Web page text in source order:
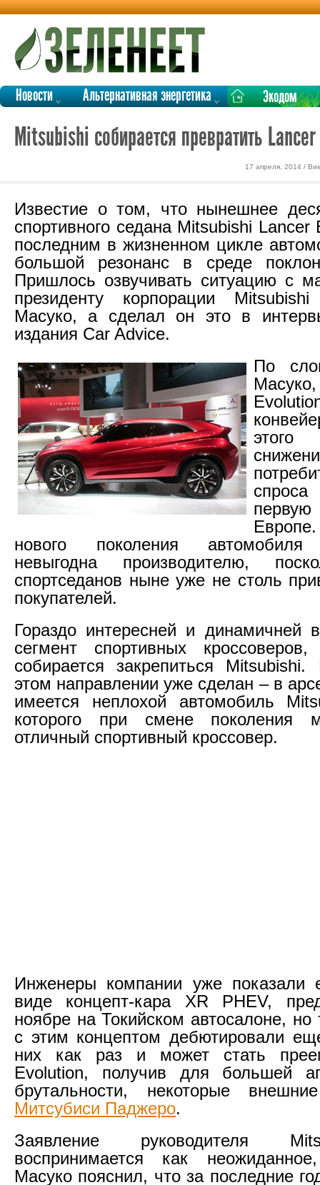
Новости Альтернативная энергетика Экодом
Mitsubishi собирается превратить
17 апреля, 2014 /
Известие о том, что нынешнее
спортивного седана Mitsubishi Lancer
последним в жизненном цикле
большой резонанс в среде
Пришлось озвучивать ситуацию с
президенту корпорации
Масуко, а сделал он это в
издания Car Advice.
По
нового поколения автомобиля
невыгодна производителю,
спортседанов ныне уже не столь
покупателей.
Гораздо интересней и динамичней
сегмент спортивных
собирается закрепиться
этом направлении уже сделан – в
имеется неплохой автомобиль
которого при смене поколения
отличный спортивный кроссовер.
Инженеры компании уже показали
виде концепт-кара XR PHEV,
ноябре на Токийском автосалоне,
с этим концептом дебютировали
них как раз и может стать
Evolution, получив для большей
брутальности, некоторые
Митсубиси Паджеро.
Заявление руководителя
воспринимается как
Масуко пояснил, что за последние